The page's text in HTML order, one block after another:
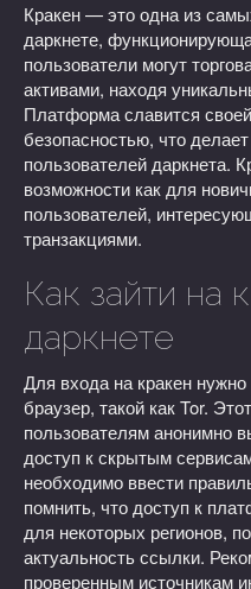
Кракен — это одна из
даркнете,
пользователи могут
активами, находя
Платформа славится
безопасностью, что
пользователей даркнета.
возможности как для
пользователей,
транзакциями.
Как зайти на
даркнете
Для входа на кракен
браузер, такой как Tor.
пользователям анонимно
доступ к скрытым
необходимо ввести
помнить, что доступ к
для некоторых регионов,
актуальность ссылки.
проверенным источникам